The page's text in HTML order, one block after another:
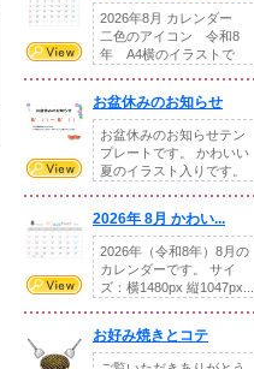
2026年8月 カレンダー
二色のアイコン 令和8
年 A4横のイラストで
お盆休みのお知らせ
お盆休みのお知らせテン
プレートです。 かわいい
夏のイラスト入りです。
2026年 8月 かわい...
2026年（令和8年）8月の
カレンダーです。 サイ
ズ：横1480px 縦1047px...
お好み焼きとコテ